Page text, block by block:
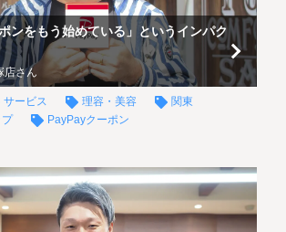
ンをもう始めている」というインパク
店さん
サービス 理容・美容
関東
PayPayクーポン